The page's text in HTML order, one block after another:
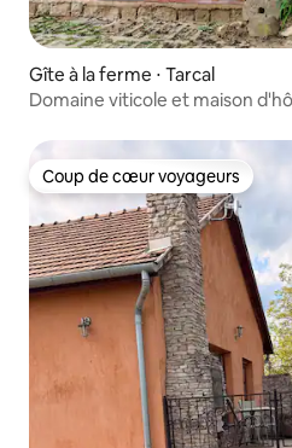
Gîte à la ferme ⋅ Tarcal
Domaine viticole et maison
Coup de cœur voyageurs
Coup de cœur voyageurs